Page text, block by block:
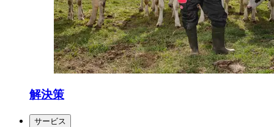
解決策
サービス